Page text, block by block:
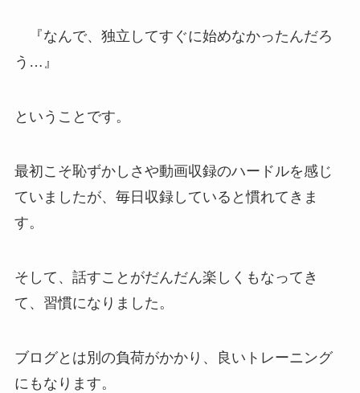
『なんで、独立してすぐに始めなかったんだろ
う…』
ということです。
最初こそ恥ずかしさや動画収録のハードルを感じ
ていましたが、毎日収録していると慣れてきま
す。
そして、話すことがだんだん楽しくもなってき
て、習慣になりました。
ブログとは別の負荷がかかり、良いトレーニング
にもなります。